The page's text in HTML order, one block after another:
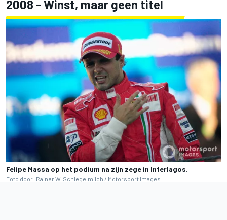
2008 - Winst, maar geen titel
Felipe Massa op het podium na zijn zege in Interlagos.
Foto door: Rainer W. Schlegelmilch / Motorsport Images